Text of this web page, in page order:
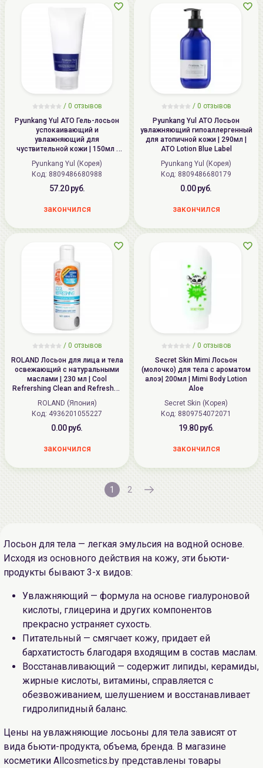
/ 0 отзывов
Pyunkang Yul ATO Гель-лосьон
успокаивающий и
увлажняющий для
чуствительной кожи | 150мл |
ATO Moisturizing Soothing Gel
Lotion
Pyunkang Yul (Корея)
Код: 8809486680988
57.20 руб.
закончился
/ 0 отзывов
Pyunkang Yul ATO Лосьон
увлажняющий гипоаллергенный
для атопичной кожи | 290мл |
ATO Lotion Blue Label
Pyunkang Yul (Корея)
Код: 8809486680179
0.00 руб.
закончился
/ 0 отзывов
ROLAND Лосьон для лица и тела
освежающий с натуральными
маслами | 230 мл | Cool
Refrershing Clean and Refreshed
Shower
ROLAND (Япония)
Код: 4936201055227
0.00 руб.
закончился
/ 0 отзывов
Secret Skin Mimi Лосьон
(молочко) для тела с ароматом
алоэ| 200мл | Mimi Body Lotion
Aloe
Secret Skin (Корея)
Код: 8809754072071
19.80 руб.
закончился
1 2
Лосьон для тела — легкая эмульсия на водной основе.
Исходя из основного действия на кожу, эти бьюти-
продукты бывают 3-х видов:
Увлажняющий — формула на основе гиалуроновой
кислоты, глицерина и других компонентов
прекрасно устраняет сухость.
Питательный — смягчает кожу, придает ей
бархатистость благодаря входящим в состав маслам.
Восстанавливающий — содержит липиды, керамиды,
жирные кислоты, витамины, справляется с
обезвоживанием, шелушением и восстанавливает
гидролипидный баланс.
Цены на увлажняющие лосьоны для тела зависят от
вида бьюти-продукта, объема, бренда. В магазине
косметики Allcosmetics.by представлены товары